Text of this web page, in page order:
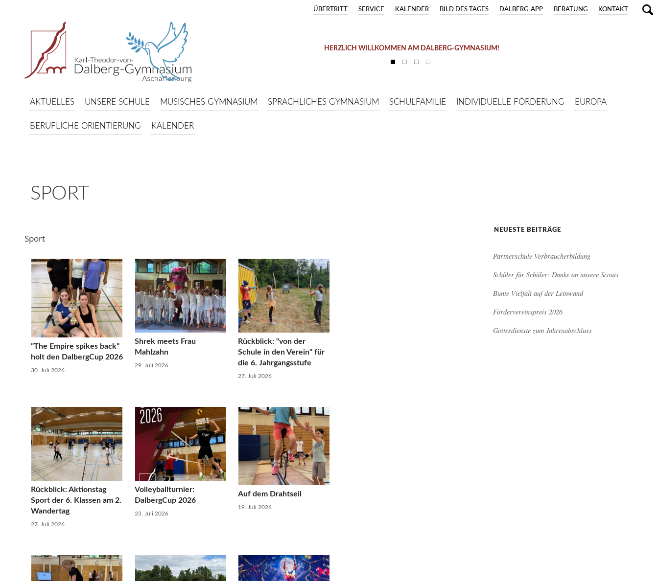
KONTAKT
BERATUNG
DALBERG-APP
BILD DES TAGES
KALENDER
SERVICE
ÜBERTRITT
HERZLICH WILLKOMMEN AM DALBERG-GYMNASIUM!
AKTUELLES UNSERE SCHULE MUSISCHES GYMNASIUM SPRACHLICHES GYMNASIUM SCHULFAMILIE INDIVIDUELLE FÖRDERUNG EUROPA
BERUFLICHE ORIENTIERUNG KALENDER
SPORT
Sport
"The Empire spikes back"
holt den DalbergCup 2026
30. Juli 2026
Shrek meets Frau
Mahlzahn
29. Juli 2026
Rückblick: "von der
Schule in den Verein" für
die 6. Jahrgangsstufe
27. Juli 2026
Rückblick: Aktionstag
Sport der 6. Klassen am 2.
Wandertag
27. Juli 2026
Volleyballturnier:
DalbergCup 2026
23. Juli 2026
Auf dem Drahtseil
19. Juli 2026
NEUESTE BEITRÄGE
Partnerschule Verbraucherbildung
Schüler für Schüler: Danke an unsere Scouts
Bunte Vielfalt auf der Leinwand
Fördervereinspreis 2026
Gottesdienste zum Jahresabschluss